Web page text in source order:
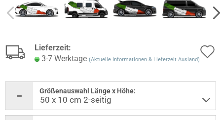
Lieferzeit:
3-7 Werktage (Aktuelle Informationen & Lieferzeit Ausland)
Größenauswahl Länge x Höhe: